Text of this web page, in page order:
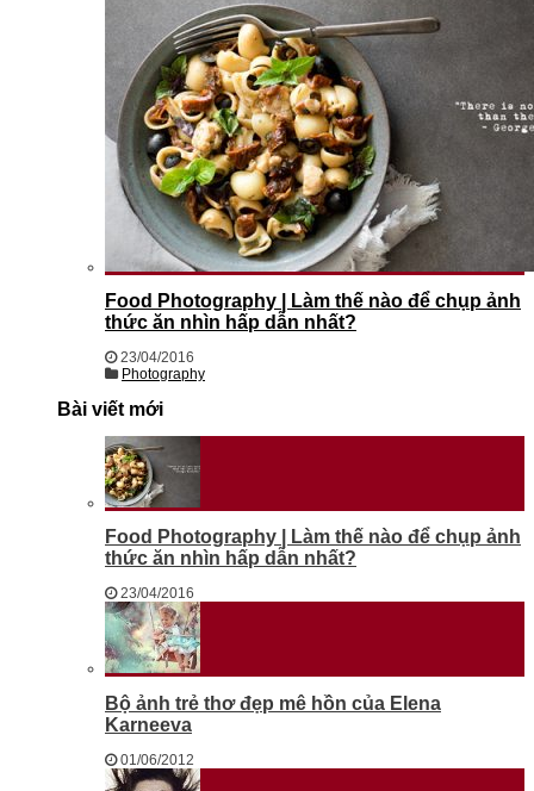
Food Photography | Làm thế nào để chụp ảnh
thức ăn nhìn hấp dẫn nhất?
23/04/2016
Photography
Bài viết mới
Food Photography | Làm thế nào để chụp ảnh
thức ăn nhìn hấp dẫn nhất?
23/04/2016
Bộ ảnh trẻ thơ đẹp mê hồn của Elena
Karneeva
01/06/2012